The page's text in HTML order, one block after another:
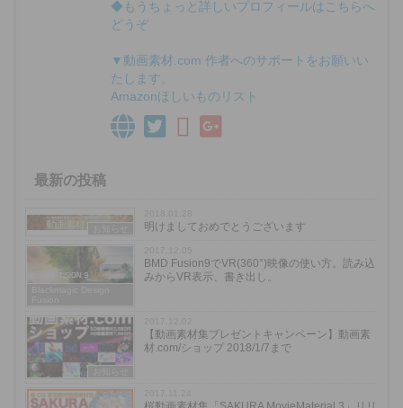
◆もうちょっと詳しいプロフィールはこちらへ
どうぞ
▼動画素材.com 作者へのサポートをお願いい
たします。
Amazonほしいものリスト
最新の投稿
明けましておめでとうございます
BMD Fusion9でVR(360°)映像の使い方。読み込
みからVR表示、書き出し。
【動画素材集プレゼントキャンペーン】動画素
材.com/ショップ 2018/1/7まで